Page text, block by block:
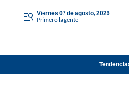
viernes 07 de agosto, 2026
Primero la gente